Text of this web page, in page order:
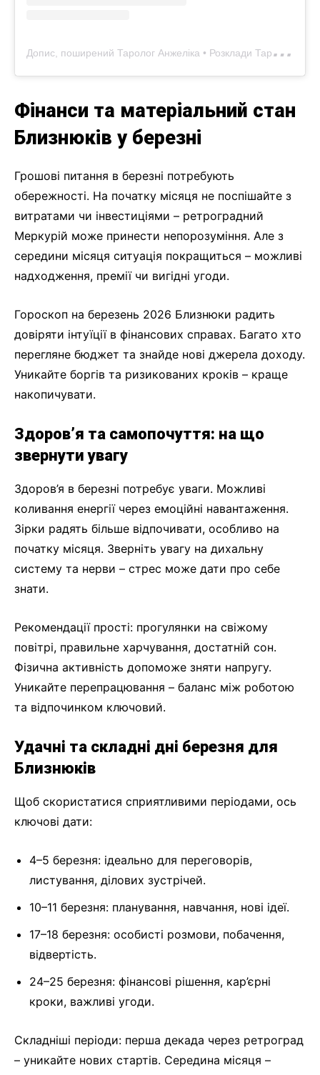
Д
опис, поширений Таролог Анжеліка • Розклади Таро (@moonlight_taroo)
Фінанси та матеріальний стан
Близнюків у березні
Грошові питання в березні потребують
обережності. На початку місяця не поспішайте з
витратами чи інвестиціями – ретроградний
Меркурій може принести непорозуміння. Але з
середини місяця ситуація покращиться – можливі
надходження, премії чи вигідні угоди.
Гороскоп на березень 2026 Близнюки радить
довіряти інтуїції в фінансових справах. Багато хто
перегляне бюджет та знайде нові джерела доходу.
Уникайте боргів та ризикованих кроків – краще
накопичувати.
Здоров’я та самопочуття: на що
звернути увагу
Здоров’я в березні потребує уваги. Можливі
коливання енергії через емоційні навантаження.
Зірки радять більше відпочивати, особливо на
початку місяця. Зверніть увагу на дихальну
систему та нерви – стрес може дати про себе
знати.
Рекомендації прості: прогулянки на свіжому
повітрі, правильне харчування, достатній сон.
Фізична активність допоможе зняти напругу.
Уникайте перепрацювання – баланс між роботою
та відпочинком ключовий.
Удачні та складні дні березня для
Близнюків
Щоб скористатися сприятливими періодами, ось
ключові дати:
4–5 березня: ідеально для переговорів,
листування, ділових зустрічей.
10–11 березня: планування, навчання, нові ідеї.
17–18 березня: особисті розмови, побачення,
відвертість.
24–25 березня: фінансові рішення, кар’єрні
кроки, важливі угоди.
Складніші періоди: перша декада через ретроград
– уникайте нових стартів. Середина місяця –